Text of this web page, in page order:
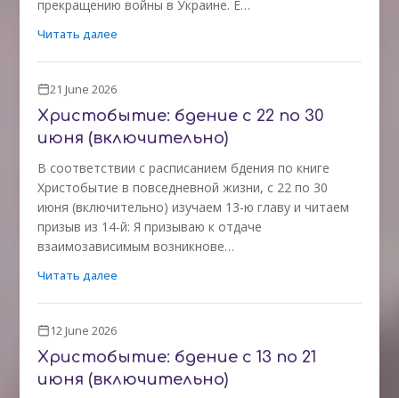
прекращению войны в Украине. Е…
Читать далее
21 June 2026
Христобытие: бдение с 22 по 30
июня (включительно)
В соответствии с расписанием бдения по книге
Христобытие в повседневной жизни, с 22 по 30
июня (включительно) изучаем 13-ю главу и читаем
призыв из 14-й: Я призываю к отдаче
взаимозависимым возникнове…
Читать далее
12 June 2026
Христобытие: бдение с 13 по 21
июня (включительно)